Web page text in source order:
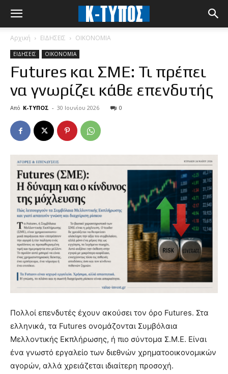
Αρχική ΕΙΔΗΣΕΙΣ ΟΙΚΟΝΟΜΙΑ
ΕΙΔΗΣΕΙΣ ΟΙΚΟΝΟΜΙΑ
Futures και ΣΜΕ: Τι πρέπει
να γνωρίζει κάθε επενδυτής
Από Κ-ΤΥΠΟΣ - 30 Ιουνίου 2026 0
Πολλοί επενδυτές έχουν ακούσει τον όρο Futures. Στα
ελληνικά, τα Futures ονομάζονται Συμβόλαια
Μελλοντικής Εκπλήρωσης, ή πιο σύντομα Σ.Μ.Ε. Είναι
ένα γνωστό εργαλείο των διεθνών χρηματοοικονομικών
αγορών, αλλά χρειάζεται ιδιαίτερη προσοχή.